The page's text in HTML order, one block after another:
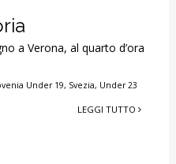
a Verona, al quarto d’ora
Under 19, Svezia, Under 23
LEGGI TUTTO